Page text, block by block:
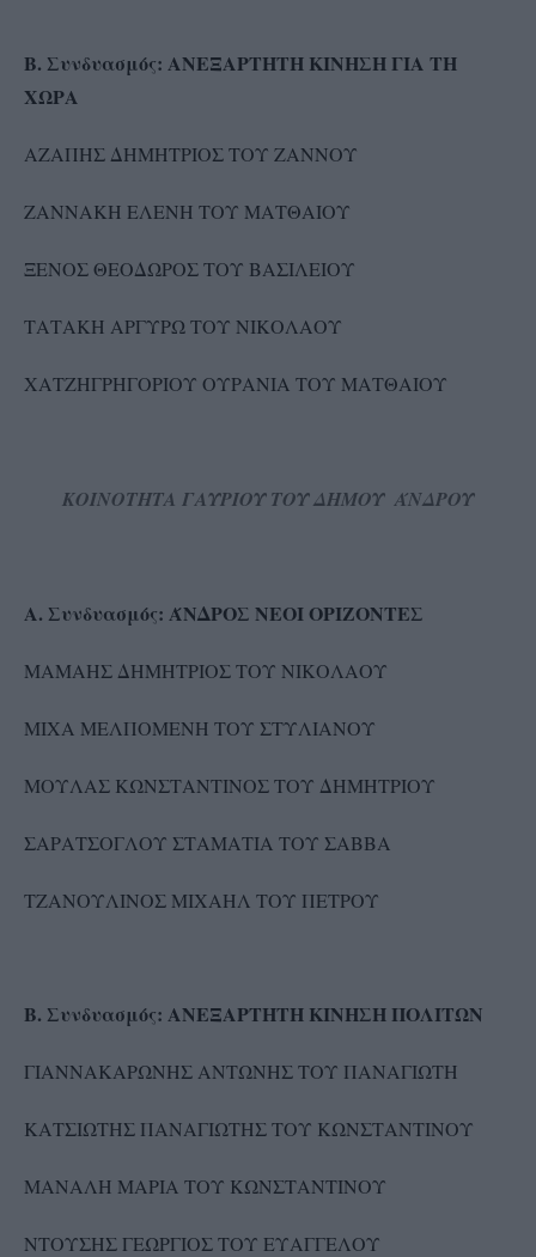
Β. Συνδυασμός: ΑΝΕΞΑΡΤΗΤΗ ΚΙΝΗΣΗ ΓΙΑ ΤΗ
ΧΩΡΑ
ΑΖΑΠΗΣ ΔΗΜΗΤΡΙΟΣ ΤΟΥ ΖΑΝΝΟΥ
ΖΑΝΝΑΚΗ ΕΛΕΝΗ ΤΟΥ ΜΑΤΘΑΙΟΥ
ΞΕΝΟΣ ΘΕΟΔΩΡΟΣ ΤΟΥ ΒΑΣΙΛΕΙΟΥ
ΤΑΤΑΚΗ ΑΡΓΥΡΩ ΤΟΥ ΝΙΚΟΛΑΟΥ
ΧΑΤΖΗΓΡΗΓΟΡΙΟΥ ΟΥΡΑΝΙΑ ΤΟΥ ΜΑΤΘΑΙΟΥ
ΚΟΙΝΟΤΗΤΑ ΓΑΥΡΙΟΥ ΤΟΥ ΔΗΜΟΥ ΆΝΔΡΟΥ
Α. Συνδυασμός: ΆΝΔΡΟΣ ΝΕΟΙ ΟΡΙΖΟΝΤΕΣ
ΜΑΜΑΗΣ ΔΗΜΗΤΡΙΟΣ ΤΟΥ ΝΙΚΟΛΑΟΥ
ΜΙΧΑ ΜΕΛΠΟΜΕΝΗ ΤΟΥ ΣΤΥΛΙΑΝΟΥ
ΜΟΥΛΑΣ ΚΩΝΣΤΑΝΤΙΝΟΣ ΤΟΥ ΔΗΜΗΤΡΙΟΥ
ΣΑΡΑΤΣΟΓΛΟΥ ΣΤΑΜΑΤΙΑ ΤΟΥ ΣΑΒΒΑ
ΤΖΑΝΟΥΛΙΝΟΣ ΜΙΧΑΗΛ ΤΟΥ ΠΕΤΡΟΥ
Β. Συνδυασμός: ΑΝΕΞΑΡΤΗΤΗ ΚΙΝΗΣΗ ΠΟΛΙΤΩΝ
ΓΙΑΝΝΑΚΑΡΩΝΗΣ ΑΝΤΩΝΗΣ ΤΟΥ ΠΑΝΑΓΙΩΤΗ
ΚΑΤΣΙΩΤΗΣ ΠΑΝΑΓΙΩΤΗΣ ΤΟΥ ΚΩΝΣΤΑΝΤΙΝΟΥ
ΜΑΝΑΛΗ ΜΑΡΙΑ ΤΟΥ ΚΩΝΣΤΑΝΤΙΝΟΥ
ΝΤΟΥΣΗΣ ΓΕΩΡΓΙΟΣ ΤΟΥ ΕΥΑΓΓΕΛΟΥ